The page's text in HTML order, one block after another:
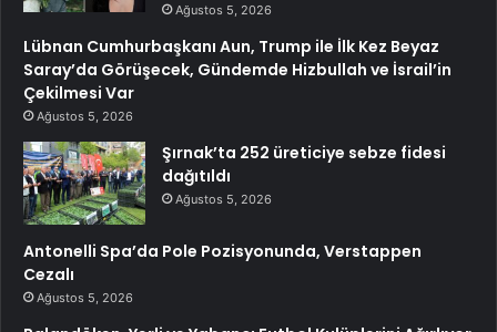
Ağustos 5, 2026
Lübnan Cumhurbaşkanı Aun, Trump ile İlk Kez Beyaz
Saray’da Görüşecek, Gündemde Hizbullah ve İsrail’in
Çekilmesi Var
Ağustos 5, 2026
Şırnak’ta 252 üreticiye sebze fidesi
dağıtıldı
Ağustos 5, 2026
Antonelli Spa’da Pole Pozisyonunda, Verstappen
Cezalı
Ağustos 5, 2026